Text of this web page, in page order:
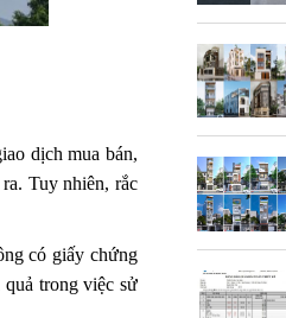
dịch mua bán,
Tuy nhiên, rắc
có giấy chứng
trong việc sử